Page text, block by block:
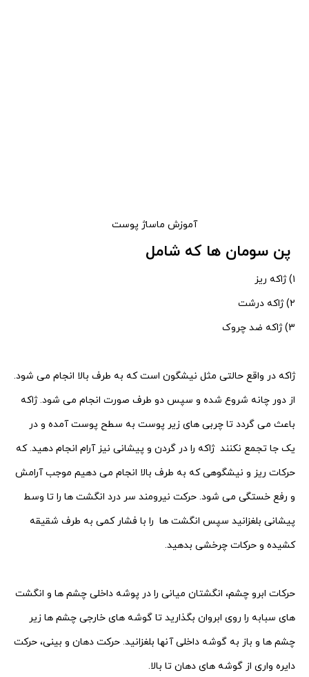
آموزش ماساژ پوست
پن سومان ها که شامل
۱) ژاکه ریز
۲) ژاکه درشت
۳) ژاکه ضد چروک
ژاکه در واقع حالتی مثل نیشگون است که به طرف بالا انجام می شود.
از دور چانه شروع شده و سپس دو طرف صورت انجام می شود. ژاکه
باعث می گردد تا چربی های زیر پوست به سطح پوست آمده و در
یک جا تجمع نکنندژاکه را در گردن و پیشانی نیز آرام انجام دهید. که
حرکات ریز و نیشگوهی که به طرف بالا انجام می دهیم موجب آرامش
و رفع خستگی می شود. حرکت نیرومند سر درد انگشت ها را تا وسط
پیشانی بلغزانید سپس انگشت ها را با فشار کمی به طرف شقیقه
کشیده و حرکات چرخشی بدهید.
حرکات ابرو چشم، انگشتان میانی را در پوشه داخلی چشم ها و انگشت
های سبابه را روی ابروان بگذارید تا گوشه های خارجی چشم ها زیر
چشم ها و باز به گوشه داخلی آنها بلغزانید. حرکت دهان و بینی، حرکت
دایره واری از گوشه های دهان تا بالا.